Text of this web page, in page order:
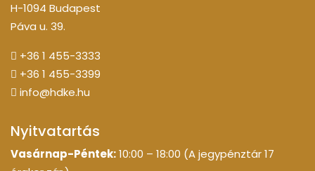
H-1094 Budapest
Páva u. 39.
+36 1 455-3333
+36 1 455-3399
info@hdke.hu
Nyitvatartás
Vasárnap-Péntek:10:00 – 18:00 (A jegypénztár 17